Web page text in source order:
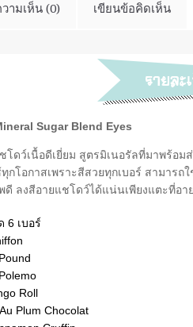
ามเห็น (0) เขียนข้อคิดเห็น
Sugar Blend Eyes
โดว์เนื้อดีเยี่ยม สูตรมิเนอรัลที่มาพร้อ
กโอกาสเพราะสีสวยทุกเบอร์ สามาร
ลงสีอายแชโดว์ได้แน่นเพียงแตะที่อา
6 เบอร์
Roll
Plum Chocolat